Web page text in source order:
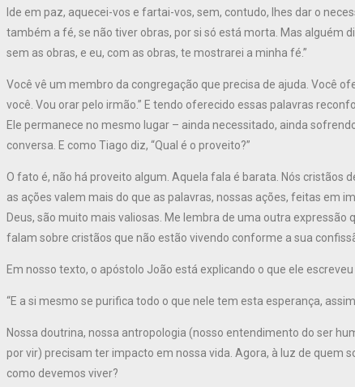
Ide em paz, aquecei-vos e fartai-vos, sem, contudo, lhes dar o
também a fé, se não tiver obras, por si só está morta. Mas alguém
sem as obras, e eu, com as obras, te mostrarei a minha fé.”
Você vê um membro da congregação que precisa de ajuda. Você
você. Vou orar pelo irmão.” E tendo oferecido essas palavras
Ele permanece no mesmo lugar – ainda necessitado, ainda
conversa. E como Tiago diz, “Qual é o proveito?”
O fato é, não há proveito algum. Aquela fala é barata. Nós cristãos
as ações valem mais do que as palavras, nossas ações, feitas em
Deus, são muito mais valiosas. Me lembra de uma outra
falam sobre cristãos que não estão vivendo conforme a sua
Em nosso texto, o apóstolo João está explicando o que ele
“E a si mesmo se purifica todo o que nele tem esta esperança,
Nossa doutrina, nossa antropologia (nosso entendimento do ser
por vir) precisam ter impacto em nossa vida. Agora, à luz de quem
como devemos viver?